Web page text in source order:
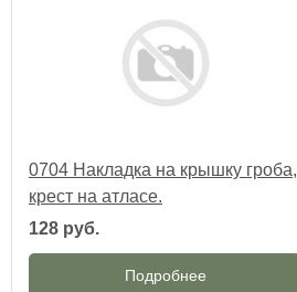
0704 Накладка на крышку гроба,
крест на атласе.
128 руб.
Подробнее